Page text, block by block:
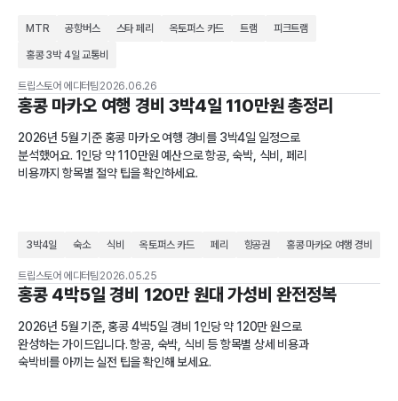
MTR 공항버스 스타 페리 옥토퍼스 카드 트램 피크트램
홍콩 3박 4일 교통비
트립스토어 에디터팀 2026.06.26
홍콩 마카오 여행 경비 3박4일 110만원 총정리
2026년 5월 기준 홍콩 마카오 여행 경비를 3박4일 일정으로
분석했어요. 1인당 약 110만원 예산으로 항공, 숙박, 식비, 페리
비용까지 항목별 절약 팁을 확인하세요.
3박4일 숙소 식비 옥토퍼스 카드 페리 항공권 홍콩 마카오 여행 경비
트립스토어 에디터팀 2026.05.25
홍콩 4박5일 경비 120만 원대 가성비 완전정복
2026년 5월 기준, 홍콩 4박5일 경비 1인당 약 120만 원으로
완성하는 가이드입니다. 항공, 숙박, 식비 등 항목별 상세 비용과
숙박비를 아끼는 실전 팁을 확인해 보세요.